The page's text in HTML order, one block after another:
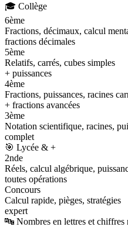
🎓 Collège
6ème
Fractions, décimaux, calcul
fractions décimales
5ème
Relatifs, carrés, cubes simples
+ puissances
4ème
Fractions, puissances, racines
+ fractions avancées
3ème
Notation scientifique, racines,
complet
🎯 Lycée & +
2nde
Réels, calcul algébrique,
toutes opérations
Concours
Calcul rapide, pièges, stratégies
expert
🔤 Nombres en lettres et chiffres